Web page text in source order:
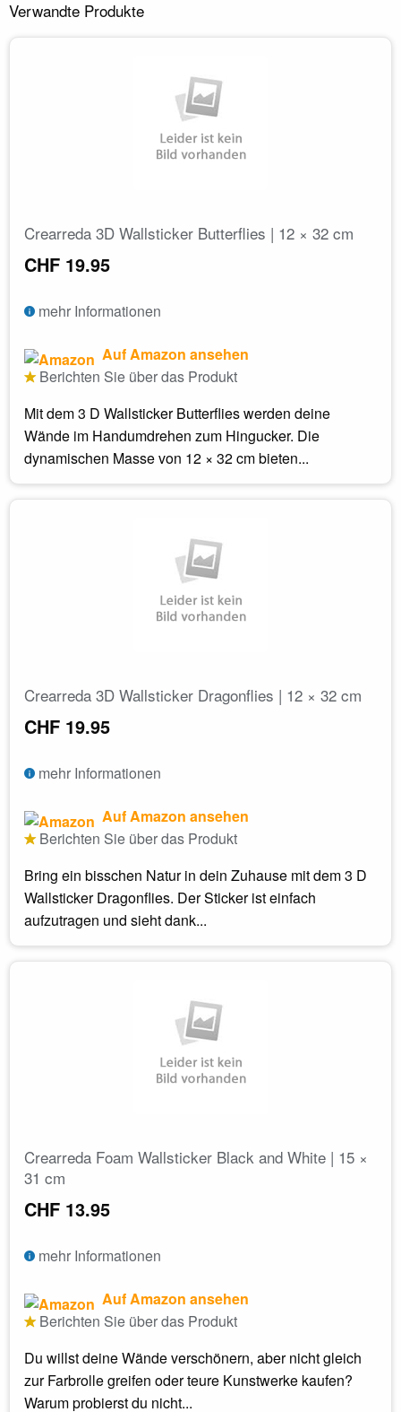
Verwandte Produkte
Crearreda 3D Wallsticker Butterflies | 12 × 32 cm
CHF 19.95
mehr Informationen
Auf Amazon ansehen
Berichten Sie über das Produkt
Mit dem 3 D Wallsticker Butterflies werden deine
Wände im Handumdrehen zum Hingucker. Die
dynamischen Masse von 12 × 32 cm bieten...
Crearreda 3D Wallsticker Dragonflies | 12 × 32 cm
CHF 19.95
mehr Informationen
Auf Amazon ansehen
Berichten Sie über das Produkt
Bring ein bisschen Natur in dein Zuhause mit dem 3 D
Wallsticker Dragonflies. Der Sticker ist einfach
aufzutragen und sieht dank...
Crearreda Foam Wallsticker Black and White | 15 ×
31 cm
CHF 13.95
mehr Informationen
Auf Amazon ansehen
Berichten Sie über das Produkt
Du willst deine Wände verschönern, aber nicht gleich
zur Farbrolle greifen oder teure Kunstwerke kaufen?
Warum probierst du nicht...